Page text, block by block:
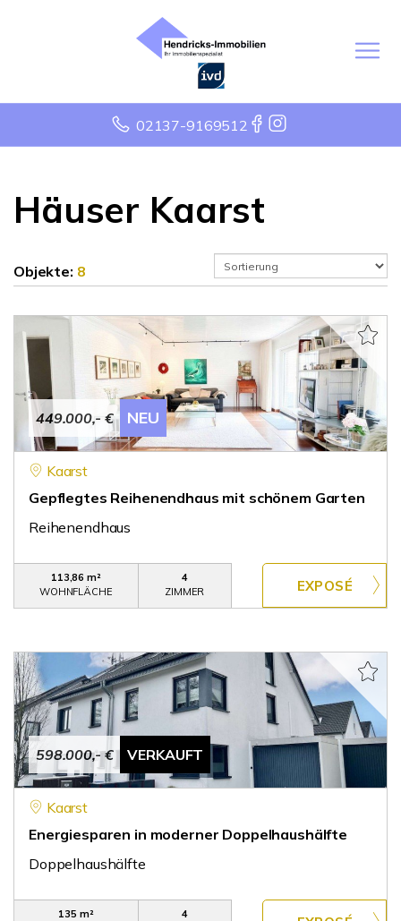
02137-9169512
Häuser Kaarst
Objekte: 8
449.000,- € NEU
Kaarst
Gepflegtes Reihenendhaus mit schönem Garten
Reihenendhaus
113,86 m²
WOHNFLÄCHE
4
ZIMMER
598.000,- € VERKAUFT
Kaarst
Energiesparen in moderner Doppelhaushälfte
Doppelhaushälfte
135 m²
4